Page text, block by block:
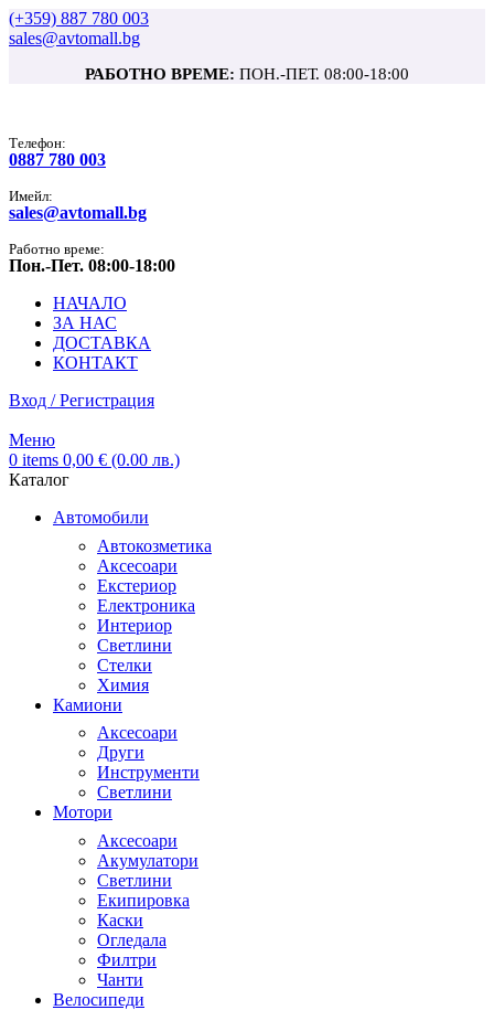
(+359) 887 780 003
sales@avtomall.bg
РАБОТНО ВРЕМЕ: ПОН.-ПЕТ. 08:00-18:00
Tелефон:
0887 780 003
Имейл:
sales@avtomall.bg
Работно време:
Пон.-Пет. 08:00-18:00
НАЧАЛО
ЗА НАС
ДОСТАВКА
КОНТАКТ
Вход / Регистрация
Меню
0 items 0,00 € (0.00 лв.)
Каталог
Автомобили
Автокозметика
Аксесоари
Екстериор
Електроника
Интериор
Светлини
Стелки
Химия
Камиони
Аксесоари
Други
Инструменти
Светлини
Мотори
Аксесоари
Акумулатори
Светлини
Екипировка
Каски
Огледала
Филтри
Чанти
Велосипеди